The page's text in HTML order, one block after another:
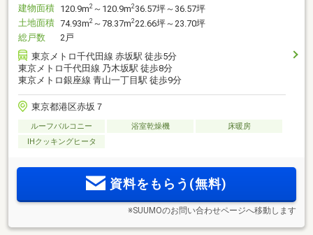
建物面積 120.9m2 ～120.9m2 36.57坪～36.57坪
土地面積 74.93m2 ～78.37m2 22.66坪～23.70坪
総戸数
2戸
東京メトロ千代田線 赤坂駅 徒歩5分
東京メトロ千代田線 乃木坂駅 徒歩8分
東京メトロ銀座線 青山一丁目駅 徒歩9分
東京都港区赤坂７
ルーフバルコニー 浴室乾燥機
床暖房
IHクッキングヒータ
資料をもらう(無料)
※SUUMOのお問い合わせページへ移動します